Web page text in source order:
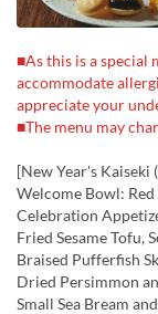
■As this is a special
accommodate
appreciate your
■The menu may
[New Year's Kaiseki
Welcome Bowl:
Celebration
Fried Sesame Tofu,
Braised Pufferfish
Dried Persimmon
Small Sea Bream